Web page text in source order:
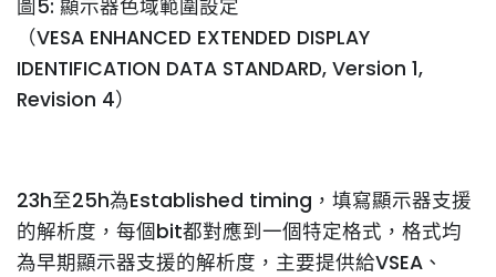
圖5: 顯示器色域範圍設定
（VESA ENHANCED EXTENDED DISPLAY
IDENTIFICATION DATA STANDARD, Version 1,
Revision 4）
23h至25h為Established timing，填寫顯示器支援
的解析度，每個bit都對應到一個特定格式，格式均
為早期顯示器支援的解析度，主要提供給VSEA、